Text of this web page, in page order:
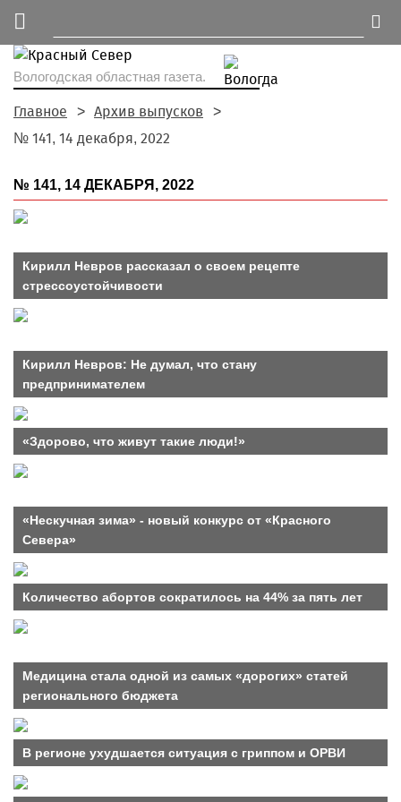
Вологодская областная газета.
Главное
Архив выпусков
№ 141, 14 декабря, 2022
№ 141, 14 ДЕКАБРЯ, 2022
Кирилл Невров рассказал о своем рецепте
стрессоустойчивости
Кирилл Невров: Не думал, что стану
предпринимателем
«Здорово, что живут такие люди!»
«Нескучная зима» - новый конкурс от «Красного
Севера»
Количество абортов сократилось на 44% за пять лет
Медицина стала одной из самых «дорогих» статей
регионального бюджета
В регионе ухудшается ситуация с гриппом и ОРВИ